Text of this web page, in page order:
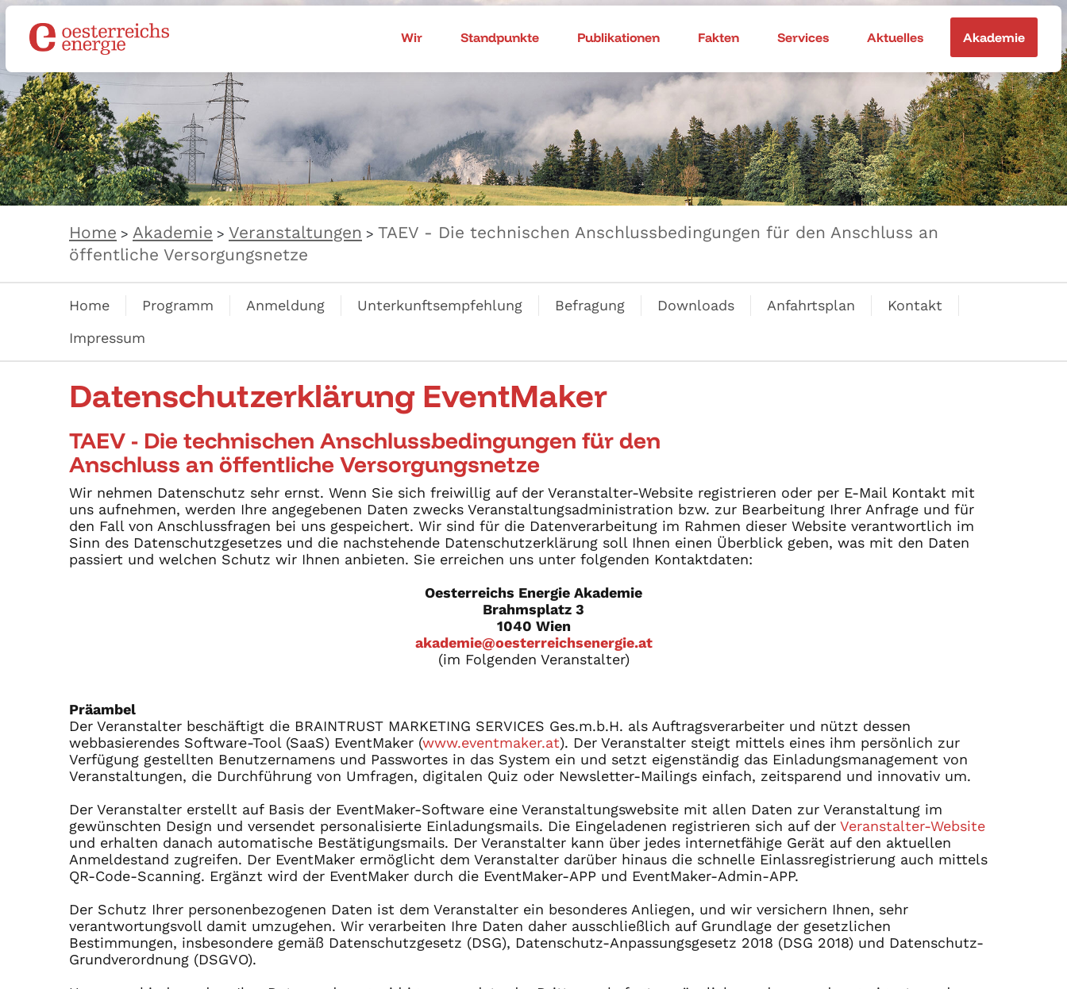
Wir Standpunkte Publikationen Fakten Services Aktuelles Akademie
Home > Akademie > Veranstaltungen > TAEV - Die technischen Anschlussbedingungen für den Anschluss an
öffentliche Versorgungsnetze
Home Programm Anmeldung Unterkunftsempfehlung Befragung Downloads Anfahrtsplan
Kontakt
Impressum
Datenschutzerklärung EventMaker
TAEV - Die technischen Anschlussbedingungen für den
Anschluss an öffentliche Versorgungsnetze
Wir nehmen Datenschutz sehr ernst. Wenn Sie sich freiwillig auf der Veranstalter-Website registrieren oder per E-Mail Kontakt mit
uns aufnehmen, werden Ihre angegebenen Daten zwecks Veranstaltungsadministration bzw. zur Bearbeitung Ihrer Anfrage und für
den Fall von Anschlussfragen bei uns gespeichert. Wir sind für die Datenverarbeitung im Rahmen dieser Website verantwortlich im
Sinn des Datenschutzgesetzes und die nachstehende Datenschutzerklärung soll Ihnen einen Überblick geben, was mit den Daten
passiert und welchen Schutz wir Ihnen anbieten. Sie erreichen uns unter folgenden Kontaktdaten:
Oesterreichs Energie Akademie
Brahmsplatz 3
1040 Wien
akademie@oesterreichsenergie.at
(im Folgenden Veranstalter)
Präambel
Der Veranstalter beschäftigt die BRAINTRUST MARKETING SERVICES Ges.m.b.H. als Auftragsverarbeiter und nützt dessen
webbasierendes Software-Tool (SaaS) EventMaker (www.eventmaker.at). Der Veranstalter steigt mittels eines ihm persönlich zur
Verfügung gestellten Benutzernamens und Passwortes in das System ein und setzt eigenständig das Einladungsmanagement von
Veranstaltungen, die Durchführung von Umfragen, digitalen Quiz oder Newsletter-Mailings einfach, zeitsparend und innovativ um.
Der Veranstalter erstellt auf Basis der EventMaker-Software eine Veranstaltungswebsite mit allen Daten zur Veranstaltung im
gewünschten Design und versendet personalisierte Einladungsmails. Die Eingeladenen registrieren sich auf der Veranstalter-Website
und erhalten danach automatische Bestätigungsmails. Der Veranstalter kann über jedes internetfähige Gerät auf den aktuellen
Anmeldestand zugreifen. Der EventMaker ermöglicht dem Veranstalter darüber hinaus die schnelle Einlassregistrierung auch mittels
QR-Code-Scanning. Ergänzt wird der EventMaker durch die EventMaker-APP und EventMaker-Admin-APP.
Der Schutz Ihrer personenbezogenen Daten ist dem Veranstalter ein besonderes Anliegen, und wir versichern Ihnen, sehr
verantwortungsvoll damit umzugehen. Wir verarbeiten Ihre Daten daher ausschließlich auf Grundlage der gesetzlichen
Bestimmungen, insbesondere gemäß Datenschutzgesetz (DSG), Datenschutz-Anpassungsgesetz 2018 (DSG 2018) und Datenschutz-
Grundverordnung (DSGVO).